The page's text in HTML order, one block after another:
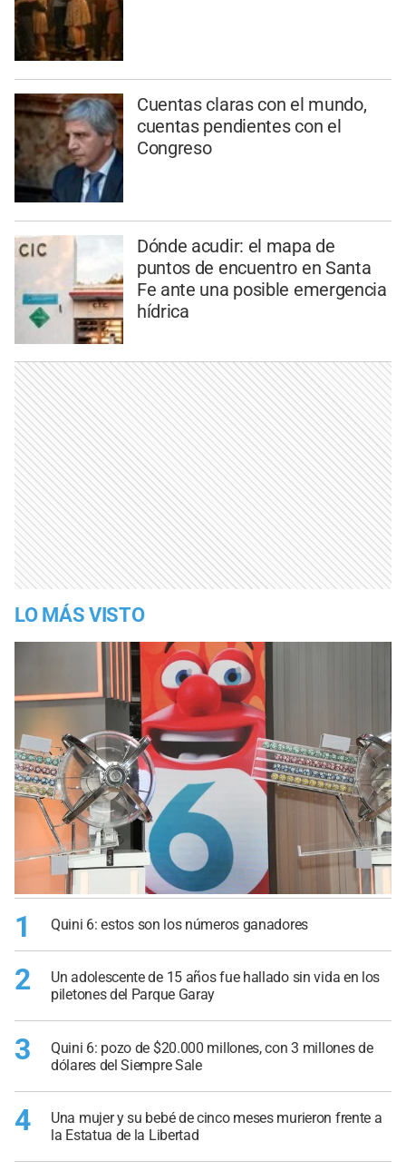
Cuentas claras con el mundo,
cuentas pendientes con el
Congreso
Dónde acudir: el mapa de
puntos de encuentro en Santa
Fe ante una posible emergencia
hídrica
LO MÁS VISTO
1 Quini 6: estos son los números ganadores
2
Un adolescente de 15 años fue hallado sin vida en los
piletones del Parque Garay
3
Quini 6: pozo de $20.000 millones, con 3 millones de
dólares del Siempre Sale
4
Una mujer y su bebé de cinco meses murieron frente a
la Estatua de la Libertad